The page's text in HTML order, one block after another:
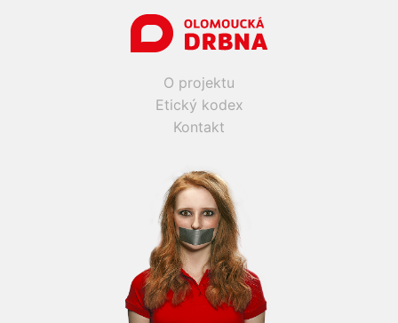
O projektu
Etický kodex
Kontakt